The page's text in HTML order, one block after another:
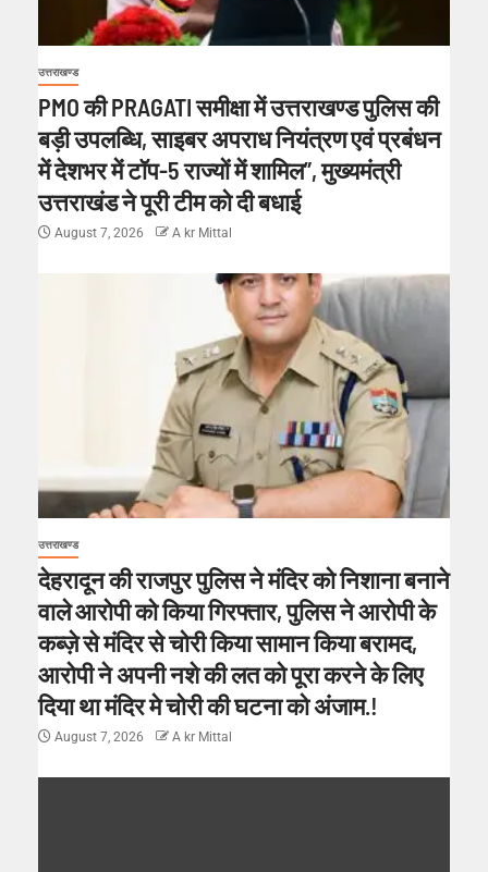
उत्तराखण्ड
PMO की PRAGATI समीक्षा में उत्तराखण्ड पुलिस की
बड़ी उपलब्धि, साइबर अपराध नियंत्रण एवं प्रबंधन
में देशभर में टॉप-5 राज्यों में शामिल”, मुख्यमंत्री
उत्तराखंड ने पूरी टीम को दी बधाई
August 7, 2026 A kr Mittal
उत्तराखण्ड
देहरादून की राजपुर पुलिस ने मंदिर को निशाना बनाने
वाले आरोपी को किया गिरफ्तार, पुलिस ने आरोपी के
कब्ज़े से मंदिर से चोरी किया सामान किया बरामद,
आरोपी ने अपनी नशे की लत को पूरा करने के लिए
दिया था मंदिर मे चोरी की घटना को अंजाम.!
August 7, 2026 A kr Mittal